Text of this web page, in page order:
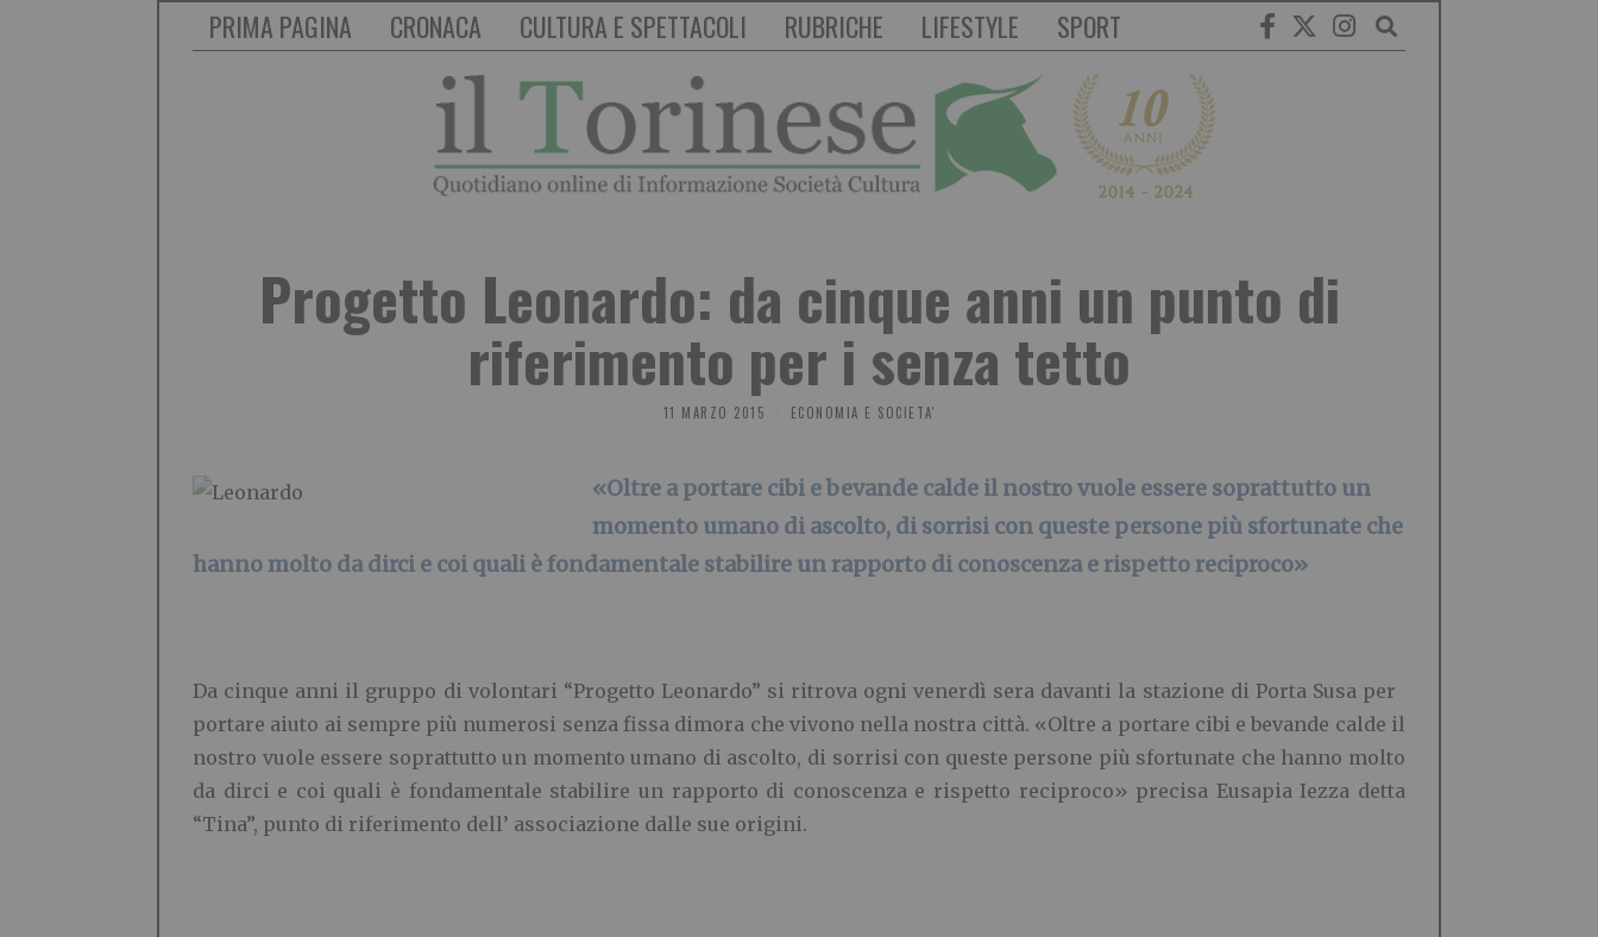
PRIMA PAGINA CRONACA CULTURA E SPETTACOLI RUBRICHE LIFESTYLE SPORT
Progetto Leonardo: da cinque anni un punto di
riferimento per i senza tetto
11 MARZO 2015 ECONOMIA E SOCIETA'
«Oltre a portare cibi e bevande calde il nostro vuole essere soprattutto un
momento umano di ascolto, di sorrisi con queste persone più sfortunate che
hanno molto da dirci e coi quali è fondamentale stabilire un rapporto di conoscenza e rispetto reciproco»
Da cinque anni il gruppo di volontari “Progetto Leonardo” si ritrova ogni venerdì sera davanti la stazione di Porta Susa per
portare aiuto ai sempre più numerosi senza fissa dimora che vivono nella nostra città. «Oltre a portare cibi e bevande calde il
nostro vuole essere soprattutto un momento umano di ascolto, di sorrisi con queste persone più sfortunate che hanno molto
da dirci e coi quali è fondamentale stabilire un rapporto di conoscenza e rispetto reciproco» precisa Eusapia Iezza detta
“Tina”, punto di riferimento dell’ associazione dalle sue origini.